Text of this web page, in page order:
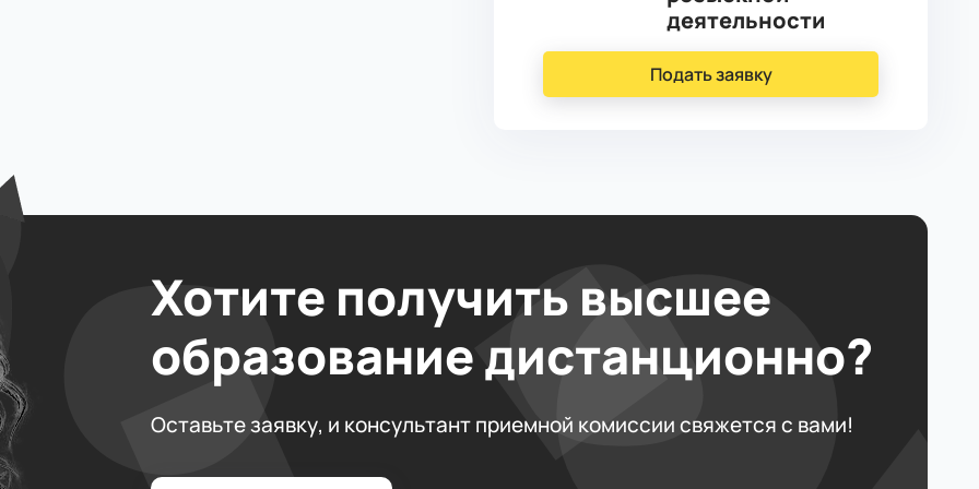
деятельности
Подать заявку
Хотите получить высшее
образование дистанционно?
Оставьте заявку, и консультант приемной комиссии свяжется с вами!